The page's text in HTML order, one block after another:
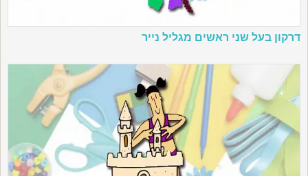
דרקון בעל שני ראשים מגליל נייר